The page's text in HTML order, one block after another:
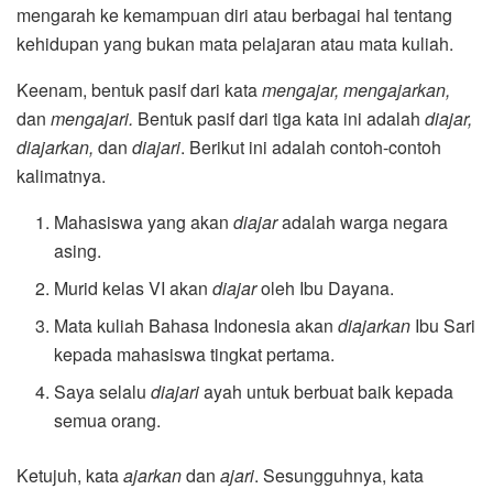
mengarah ke kemampuan diri atau berbagai hal tentang
kehidupan yang bukan mata pelajaran atau mata kuliah.
Keenam, bentuk pasif dari katamengajar, mengajarkan,
dan mengajari. Bentuk pasif dari tiga kata ini adalah diajar,
diajarkan, dan diajari. Berikut ini adalah contoh-contoh
kalimatnya.
Mahasiswa yang akandiajaradalah warga negara
asing.
Murid kelas VI akandiajaroleh Ibu Dayana.
Mata kuliah Bahasa Indonesia akandiajarkan Ibu Sari
kepada mahasiswa tingkat pertama.
Saya selaludiajariayah untuk berbuat baik kepada
semua orang.
Ketujuh, kataajarkandan ajari. Sesungguhnya, kata